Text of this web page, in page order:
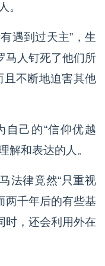
。
遇到过天主”，生
马人钉死了他们所
不断地迫害其他
自己的“信仰优越
解和表达的人。
法律竟然“只重视
两千年后的有些基
时，还会利用外在